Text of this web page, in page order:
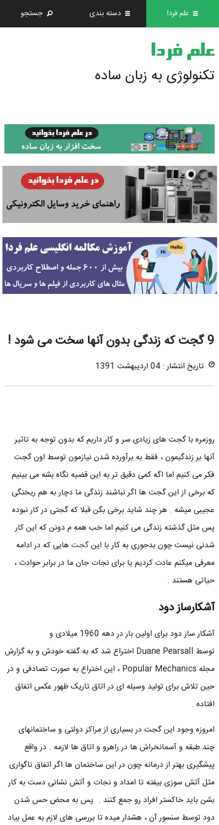
علم فردا دسته بندی جستجو
علم فردا
تکنولوژی به زبان ساده
9 گجت که زندگی بدون آنها سخت می شود !
تاریخ انتشار : 04 اردیبهشت 1391
روزمره با گجت های زیادی سر و کار داریم که بدون توجه به تاثیر
آنها بر زندگیمون ، فقط به برآورده شدن نیازمون توسط اون گجت
فکر می کنیم اما اگه کمی دقیق تر به این قضیه نگاه بشه می بینیم
که برخی از این گجت ها اگر نباشند زندگی ما دچار به هم ریختگی
عجیبی میشه . هر چند شاید برخی بگن قبلا که گجتی در کار نبوده
پس مثل گذشته زندگی می کنیم اما خب همه م دونن که این کار
شدنی نیست چون بدجوری به کار با اینگجت هایی که در ادامه
معرفی میکنم عادت کردیم یا برای نجات جان ما در برابر حوادث ،
حیاتی هستند .
آشکارساز دود
آشکار ساز دود برای اولین بار در دهه 1960 میلادی و
توسط Duane Pearsall اختراع شد که به گفته خودش و به گزارش
مجله Popular Mechanics ، این اختراع به صورت تصادفی و در
حین تلاش برای تولید وسیله ای در اتاق تاریک ظهور عکس اتفاق
افتاده .
امروزه وجود این گجت در بسیاری از مراکز دولتی و ساختمانهای
چند طبقه و آسمانخراش ها در راهرو و اتاق ها لازمه . در واقع
پیشگیری بهتر از درمانه چون در این ساختمان ها اگر اتفاق ناگواری
مثل آتش سوزی بیفته تا امداد و نجات و آتش نشانی دست به کار
بشن باید خاکستر افراد رو جمع کنند . پس به محض حس شدن
دود توسط سنسور آن ،‌ هشدار میده تا بررسی های لازم به عمل بیاد